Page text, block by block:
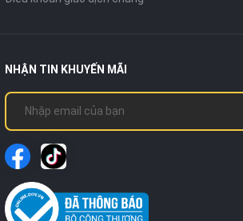
NHẬN TIN KHUYẾN MÃI